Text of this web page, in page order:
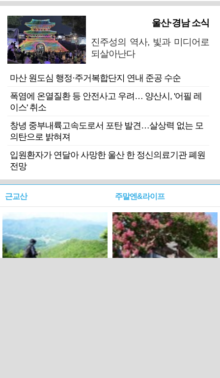
울산·경남 소식
진주성의 역사, 빛과 미디어로
되살아난다
마산 원도심 행정·주거복합단지 연내 준공 수순
폭염에 온열질환 등 안전사고 우려… 양산시, '어필 레
이스' 취소
창녕 중부내륙고속도로서 포탄 발견…살상력 없는 모
의탄으로 밝혀져
입원환자가 연달아 사망한 울산 한 정신의료기관 폐원
전망
근교산 주말엔&라이프